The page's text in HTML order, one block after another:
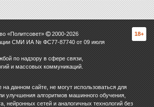
«Политсовет» 2000-2026
СМИ ИА № ФС77-87740 от 09 июля
по надзору в сфере связи,
и массовых коммуникаций.
18+
данном сайте, не могут использоваться для
улучшения алгоритмов машинного обучения,
нейронных сетей и аналогичных технологий без